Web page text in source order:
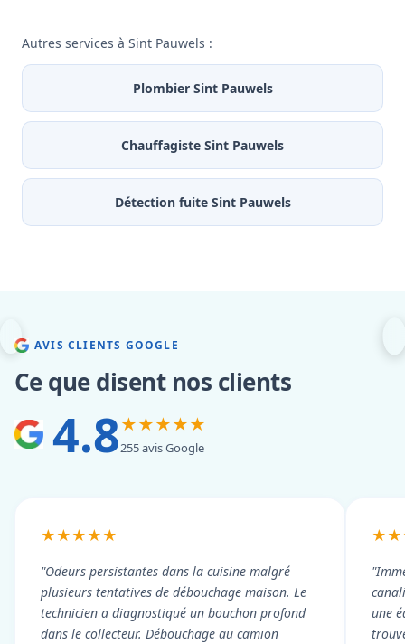
Autres services à Sint Pauwels :
Plombier Sint Pauwels
Chauffagiste Sint Pauwels
Détection fuite Sint Pauwels
AVIS CLIENTS GOOGLE
Ce que disent nos clients
4.8★★★★★
255 avis Google
★★★★★
"Odeurs persistantes dans la cuisine malgré
plusieurs tentatives de débouchage maison. Le
technicien a diagnostiqué un bouchon profond
dans le collecteur. Débouchage au camion
une